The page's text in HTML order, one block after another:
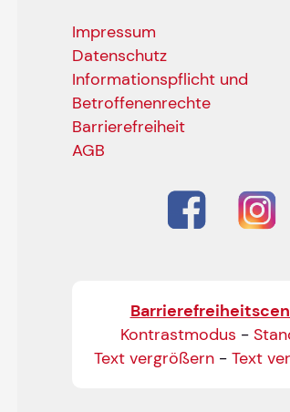
Impressum
Datenschutz
Informationspflicht und
Betroffenenrechte
Barrierefreiheit
AGB
Kontrastmodus -
Text vergrößern - Text